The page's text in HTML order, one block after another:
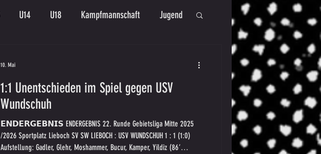
U14 U18 Kampfmannschaft Jugend
1:1 Unentschieden im Spiel gegen USV
Wundschuh
𝗘𝗡𝗗𝗘𝗥𝗚𝗘𝗕𝗡𝗜𝗦 ENDERGEBNIS 22. Runde Gebietsliga Mitte 2025
/2026 Sportplatz Lieboch SV SW LIEBOCH : USV WUNDSCHUH 1 : 1 (1:0)
Aufstellung: Gadler, Glehr, Moshammer, Bucur, Kamper, Yildiz (86‘
10. Mai